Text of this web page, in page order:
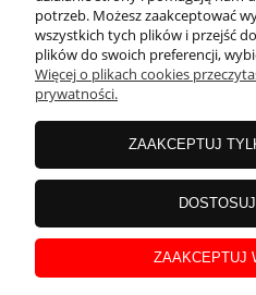
PŁATNOŚCI
O
potrzeb. Możesz zaakceptować
wszystkich tych plików i przejść
plików do swoich preferencji,
Więcej o plikach cookies
prywatności.
ZAAKCEPTUJ
ZAAKCEPTUJ